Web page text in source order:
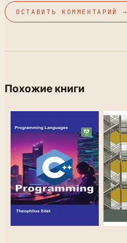
ОСТАВИТЬ КОММЕНТАРИЙ →
Похожие книги